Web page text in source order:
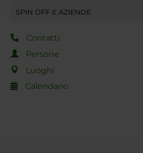
con altre informazioni che hai fornito
SPIN OFF E AZIENDE
Contatti
Persone
Luoghi
Calendario